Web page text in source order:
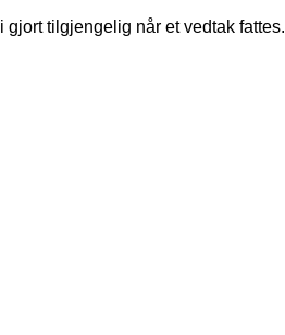
tilgjengelig når et vedtak fattes.